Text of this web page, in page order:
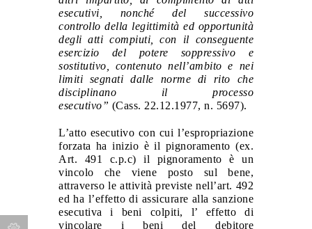
esecutivi, nonché del successivo
controllo della legittimità ed opportunità
degli atti compiuti, con il conseguente
esercizio del potere soppressivo e
sostitutivo, contenuto nell’ambito e nei
limiti segnati dalle norme di rito che
disciplinano il processo
esecutivo” (Cass. 22.12.1977, n. 5697).
L’atto esecutivo con cui l’espropriazione
forzata ha inizio è il pignoramento (ex.
Art. 491 c.p.c) il pignoramento è un
vincolo che viene posto sul bene,
attraverso le attività previste nell’art. 492
ed ha l’effetto di assicurare alla sanzione
esecutiva i beni colpiti, l’ effetto di
vincolare i beni del debitore